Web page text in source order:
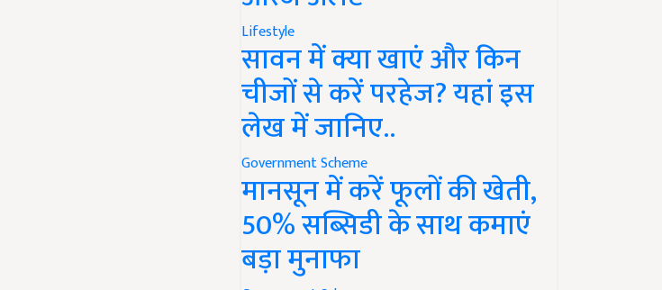
Lifestyle
सावन में क्या खाएं और किन
चीजों से करें परहेज? यहां इस
लेख में जानिए..
Government Scheme
मानसून में करें फूलों की खेती,
50% सब्सिडी के साथ कमाएं
बड़ा मुनाफा